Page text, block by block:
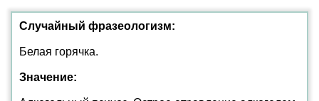
Случайный фразеологизм:
Белая горячка.
Значение: